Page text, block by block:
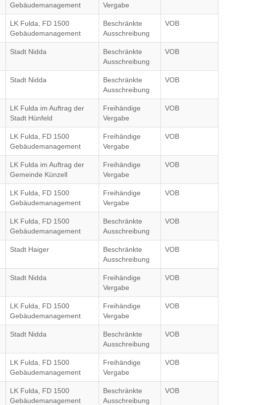
Gebäudemanagement
Vergabe
LK Fulda, FD 1500
Gebäudemanagement
Beschränkte
Ausschreibung
VOB
Stadt Nidda
Beschränkte
Ausschreibung
VOB
Stadt Nidda
Beschränkte
Ausschreibung
VOB
LK Fulda im Auftrag der
Stadt Hünfeld
Freihändige
Vergabe
VOB
LK Fulda, FD 1500
Gebäudemanagement
Freihändige
Vergabe
VOB
LK Fulda im Auftrag der
Gemeinde Künzell
Freihändige
Vergabe
VOB
LK Fulda, FD 1500
Gebäudemanagement
Freihändige
Vergabe
VOB
LK Fulda, FD 1500
Gebäudemanagement
Beschränkte
Ausschreibung
VOB
Stadt Haiger
Beschränkte
Ausschreibung
VOB
Stadt Nidda
Freihändige
Vergabe
VOB
LK Fulda, FD 1500
Gebäudemanagement
Freihändige
Vergabe
VOB
Stadt Nidda
Beschränkte
Ausschreibung
VOB
LK Fulda, FD 1500
Gebäudemanagement
Freihändige
Vergabe
VOB
LK Fulda, FD 1500
Gebäudemanagement
Beschränkte
Ausschreibung
VOB